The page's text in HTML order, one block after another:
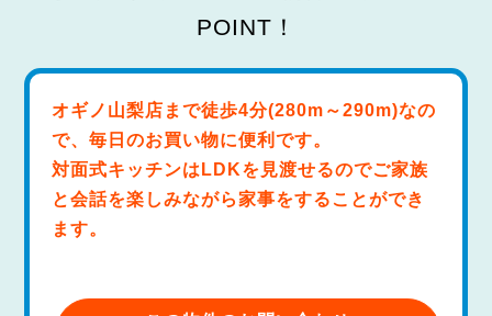
オギノ山梨店まで徒歩4分(280m～290m)なの
で、毎日のお買い物に便利です。
対面式キッチンはLDKを見渡せるのでご家族
と会話を楽しみながら家事をすることができ
ます。